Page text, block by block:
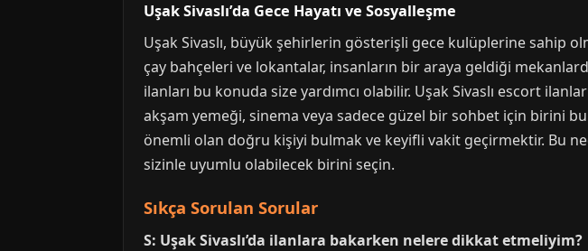
Uşak Sivaslı’da Gece Hayatı ve Sosyalleşme
Uşak Sivaslı, büyük şehirlerin gösterişli gece kulüplerine sahip
çay bahçeleri ve lokantalar, insanların bir araya geldiği
ilanları bu konuda size yardımcı olabilir. Uşak Sivaslı escort
akşam yemeği, sinema veya sadece güzel bir sohbet için birini
önemli olan doğru kişiyi bulmak ve keyifli vakit geçirmektir. Bu
sizinle uyumlu olabilecek birini seçin.
Sıkça Sorulan Sorular
S: Uşak Sivaslı’da ilanlara bakarken nelere dikkat etmeliyim?